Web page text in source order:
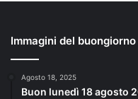
Immagini del buongiorno
Agosto 18, 2025
Buon lunedì 18 agosto